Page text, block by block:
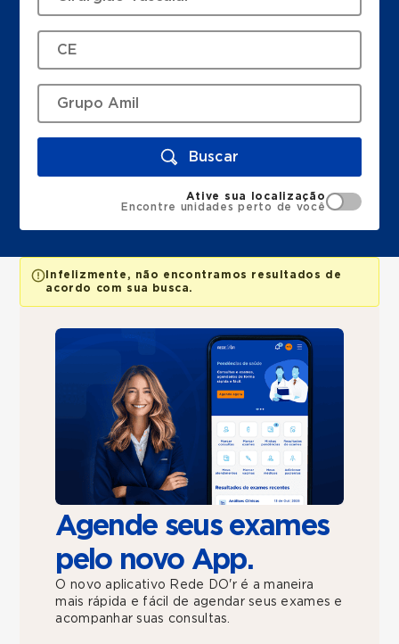
Buscar
Ative sua localização
Encontre unidades perto de você
Infelizmente, não encontramos resultados de
acordo com sua busca.
Agende seus exames
pelo novo App.
O novo aplicativo Rede DO'r é a maneira
mais rápida e fácil de agendar seus exames e
acompanhar suas consultas.